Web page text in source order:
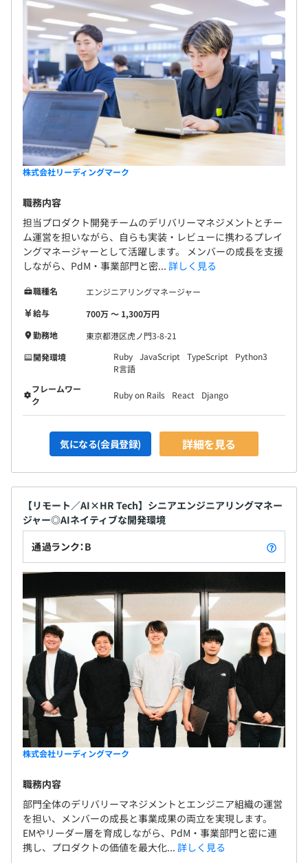
株式会社リーディングマーク
職務内容
担当プロダクト開発チームのデリバリーマネジメントとチー
ム運営を担いながら、自らも実装・レビューに携わるプレイ
ングマネージャーとして活躍します。 メンバーの成長を支援
しながら、PdM・事業部門と密... 詳しく見る
職種名
エンジニアリングマネージャー
給与
700万 〜 1,300万円
勤務地
東京都港区虎ノ門3-8-21
開発環境
Ruby JavaScript TypeScript
Python3
R言語
フレームワー
ク
Ruby on Rails React Django
気になる(会員登録) 詳細を見る
【リモート／AI×HR Tech】シニアエンジニアリングマネー
ジャー◎AIネイティブな開発環境
通過ランク：B
株式会社リーディングマーク
職務内容
部門全体のデリバリーマネジメントとエンジニア組織の運営
を担い、メンバーの成長と事業成果の両立を実現します。
EMやリーダー層を育成しながら、PdM・事業部門と密に連
携し、プロダクトの価値を最大化... 詳しく見る